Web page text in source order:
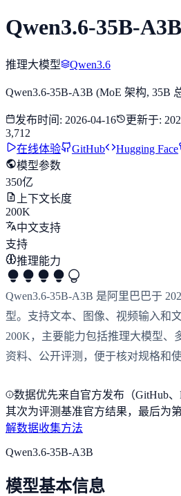
Qwen3.6-35B-A3B
推理大模型 Qwen3.6
Qwen3.6-35B-A3B (MoE 架构, 35B
发布时间 : 2026-04-16 更新于:
3,712
在线体验
GitHub Hugging Face
模型参数
350亿
上下文长度
200K
中文支持
支持
推理能力
Qwen3.6-35B-A3B 是阿里巴巴于
型。支持文本、图像、视频输入和
200K，主要能力包括推理大模型、
资料、公开评测，便于核对规格和使
数据优先来自官方发布（GitHub、
其次为评测基准官方结果，最后为
解数据收集方法
Qwen3.6-35B-A3B
模型基本信息